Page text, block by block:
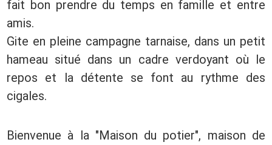
fait bon prendre du temps en famille et entre
amis.
Gite en pleine campagne tarnaise, dans un petit
hameau situé dans un cadre verdoyant où le
repos et la détente se font au rythme des
cigales.
Bienvenue à la "Maison du potier", maison de